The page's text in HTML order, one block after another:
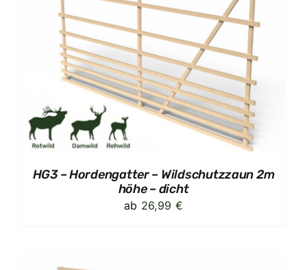
HG3 – Hordengatter – Wildschutzzaun 2m
höhe – dicht
ab 26,99 €